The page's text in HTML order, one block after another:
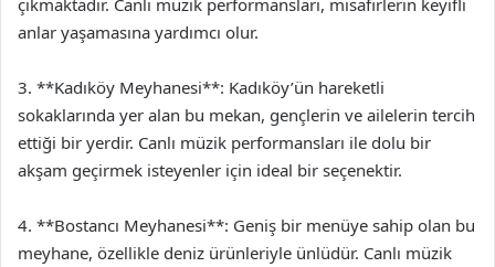
anlar yaşamasına yardımcı olur.
3. **Kadıköy Meyhanesi**: Kadıköy’ün hareketli
sokaklarında yer alan bu mekan, gençlerin ve ailelerin tercih
ettiği bir yerdir. Canlı müzik performansları ile dolu bir
akşam geçirmek isteyenler için ideal bir seçenektir.
4. **Bostancı Meyhanesi**: Geniş bir menüye sahip olan bu
meyhane, özellikle deniz ürünleriyle ünlüdür. Canlı müzik